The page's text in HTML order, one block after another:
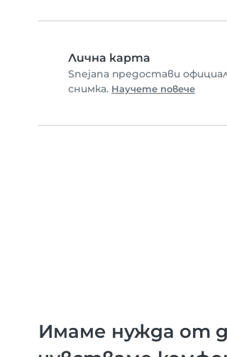
Лична карта
Snejana предостави
снимка. Научете повече
Имаме нужда от